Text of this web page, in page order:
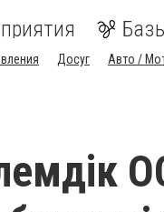
Досуг Авто /